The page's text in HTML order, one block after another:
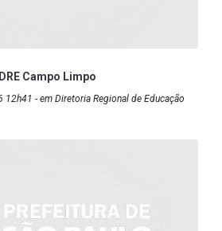
Campo Limpo
- em Diretoria Regional de Educação